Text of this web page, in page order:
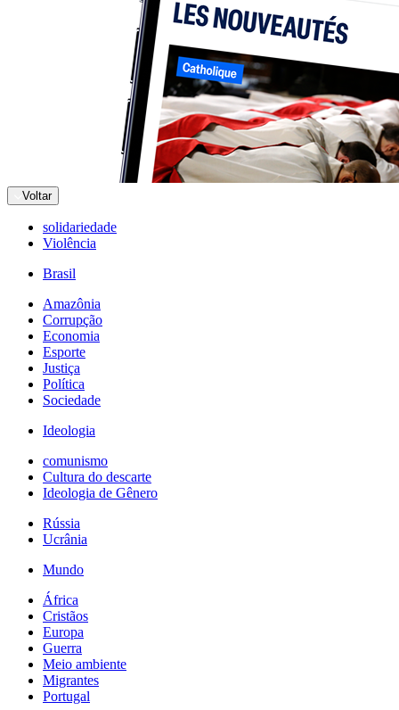
Voltar
solidariedade
Violência
Brasil
Amazônia
Corrupção
Economia
Esporte
Justiça
Política
Sociedade
Ideologia
comunismo
Cultura do descarte
Ideologia de Gênero
Rússia
Ucrânia
Mundo
África
Cristãos
Europa
Guerra
Meio ambiente
Migrantes
Portugal